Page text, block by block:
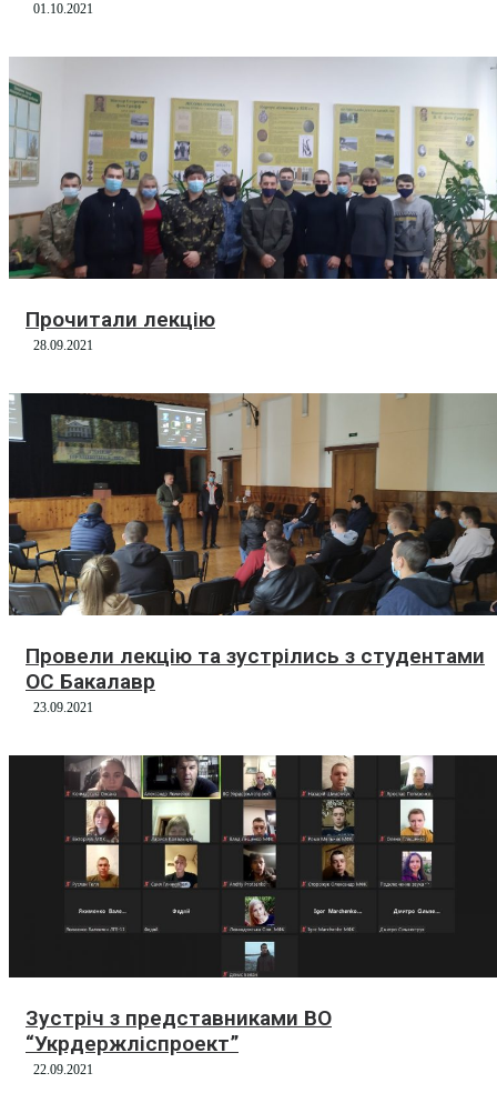
01.10.2021
Прочитали лекцію
28.09.2021
Провели лекцію та зустрілись з студентами
ОС Бакалавр
23.09.2021
Зустріч з представниками ВО
“Укрдержліспроект”
22.09.2021